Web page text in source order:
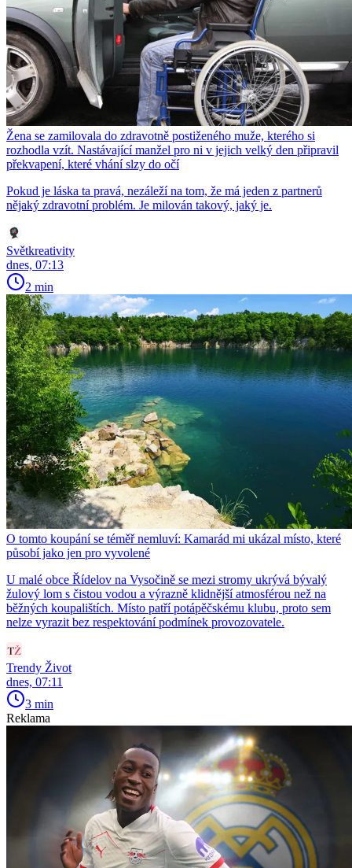
Žena se zamilovala do zdravotně postiženého muže, kterého si
rozhodla vzít. Nastávající manžel pro ni v jejich velký den připravil
překvapení, které vhání slzy do očí
Pokud je láska ta pravá, nezáleží na tom, že má jeden z partnerů
nějaký zdravotní problém. Je milován takový, jaký je.
Světkreativity
dnes, 07:13
2 min
O tomto koupání se téměř nemluví: Kamarád mi ukázal místo, které
působí jako jen pro vyvolené
U malé obce Řídelov na Vysočině se mezi stromy ukrývá bývalý
žulový lom s čistou vodou a výrazně klidnější atmosférou než na
běžných koupalištích. Místo patří potápěčskému klubu, proto sem
nelze vyrazit bez respektování podmínek provozovatele.
Trendy Život
dnes, 07:11
3 min
Reklama